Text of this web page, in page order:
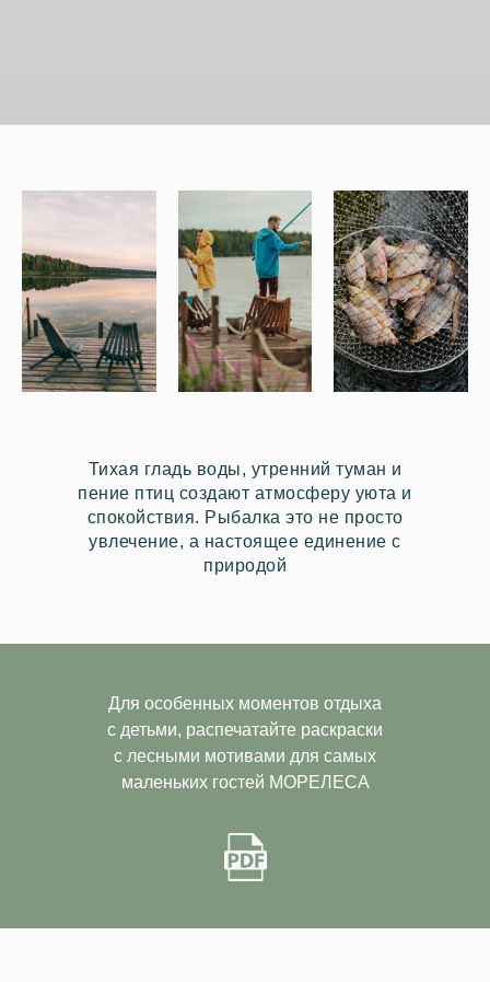
Тихая гладь воды, утренний туман и
пение птиц создают атмосферу уюта и
спокойствия. Рыбалка это не просто
увлечение, а настоящее единение с
природой
Для особенных моментов отдыха
с детьми, распечатайте раскраски
с лесными мотивами для самых
маленьких гостей МОРЕЛЕСА